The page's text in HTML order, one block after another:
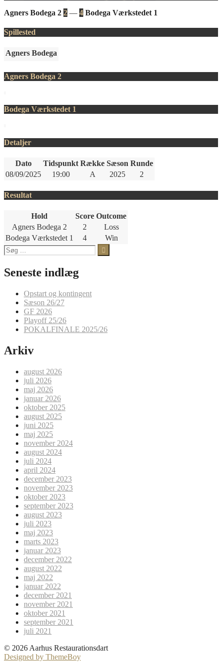
Agners Bodega 2 2 — 4 Bodega Værkstedet 1
Spillested
Agners Bodega
Agners Bodega 2
Bodega Værkstedet 1
Detaljer
Dato Tidspunkt Række Sæson Runde
08/09/2025
19:00 A 2025 2
Resultat
Hold Score Outcome
Agners Bodega 2
2
Loss
Bodega Værkstedet 1
4
Win
Søg
efter:
Seneste indlæg
Opstart og kontingent
Sæson 26/27
GF 2026
Playoff 25/26
POKALFINALE 2025/26
Arkiv
august 2026
juli 2026
maj 2026
januar 2026
oktober 2025
august 2025
juni 2025
maj 2025
november 2024
august 2024
juli 2024
april 2024
december 2023
november 2023
oktober 2023
september 2023
august 2023
juli 2023
maj 2023
marts 2023
januar 2023
december 2022
august 2022
maj 2022
januar 2022
december 2021
november 2021
oktober 2021
september 2021
juli 2021
© 2026 Aarhus Restaurationsdart
Designed by ThemeBoy